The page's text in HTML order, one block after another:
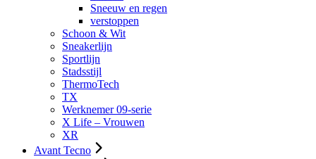
Sneeuw en regen
verstoppen
Schoon & Wit
Sneakerlijn
Sportlijn
Stadsstijl
ThermoTech
TX
Werknemer 09-serie
X Life – Vrouwen
XR
Avant Tecno